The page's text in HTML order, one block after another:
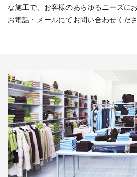
な施工で、お客様のあらゆるニーズに
お電話・メールにてお問い合わせくださ